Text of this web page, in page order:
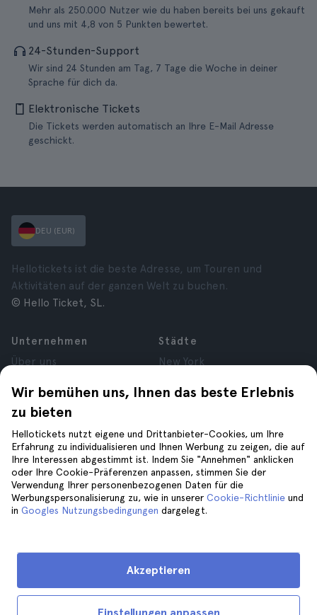
Mehr als 250.000 Nutzer wie du haben bereits bei uns gekauft
und uns mit 4,8 von 5 Punkten bewertet.
24-Stunden-Support
Wir sind 24 Stunden am Tag, 7 Tage die Woche in deiner
Sprache für dich da.
Elektronische Tickets
Die Tickets werden automatisch an Ihre E-Mail Adresse
geschickt.
Wir bemühen uns, Ihnen das beste Erlebnis
zu bieten
Hellotickets nutzt eigene und Drittanbieter-Cookies, um Ihre
Erfahrung zu individualisieren und Ihnen Werbung zu zeigen, die auf
Ihre Interessen abgestimmt ist. Indem Sie "Annehmen" anklicken
oder Ihre Cookie-Präferenzen anpassen, stimmen Sie der
Verwendung Ihrer personenbezogenen Daten für die
Werbungspersonalisierung zu, wie in unserer Cookie-Richtlinie und
in Googles Nutzungsbedingungen dargelegt.
Akzeptieren
DEU (EUR)
Hellotickets ist die beste Adresse, um Touren und
Aktivitäten auf der ganzen Welt zu buchen.
© Hello Ticket, SL.
Unternehmen
Über uns
Partner
Bewertungen
Datenschutz
Allgemeine
Geschäftsbedingungen
Cookies
Impressum
Städte
New York
Paris
Granada
Krakau
Teneriffa
Hilfe